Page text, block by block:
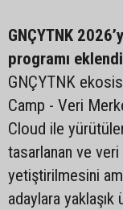
GNÇYTNK
programı eklendi
GNÇYTNK
Camp - Veri
Cloud ile
tasarlanan ve
yetiştirilmesini
adaylara